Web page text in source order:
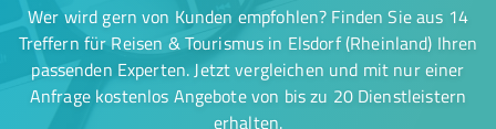
Wer wird gern von Kunden empfohlen? Finden Sie aus 14
Treffern für Reisen & Tourismus in Elsdorf (Rheinland) Ihren
passenden Experten. Jetzt vergleichen und mit nur einer
Anfrage kostenlos Angebote von bis zu 20 Dienstleistern
erhalten.